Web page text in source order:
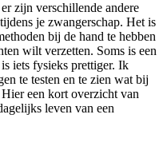
zijn verschillende andere
je zwangerschap. Het is
bij de hand te hebben
wilt verzetten. Soms is een
iets fysieks prettiger. Ik
te testen en te zien wat bij
een kort overzicht van
leven van een